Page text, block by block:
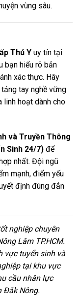
vùng sâu.
Thú Y uy tín tại
bạn hiểu rõ bản
xác thực. Hãy
tay nghề vững
linh hoạt dành cho
và Truyền Thông
Sinh 24/7) để
nhất. Đội ngũ
mạnh, điểm yếu
định đúng đắn
nghiệp chuyên
Lâm TP.HCM.
vực tuyển sinh và
tại khu vực
cầu nhân lực
Đắk Nông.